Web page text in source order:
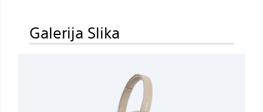
Galerija Slika